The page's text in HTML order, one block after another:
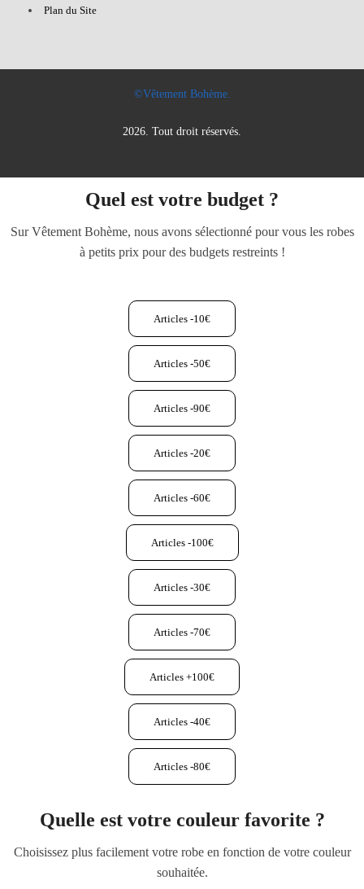
Plan du Site
©Vêtement Bohème.
2026. Tout droit réservés.
Quel est votre budget ?
Sur Vêtement Bohème, nous avons sélectionné pour vous les robes
à petits prix pour des budgets restreints !
Articles -10€
Articles -50€
Articles -90€
Articles -20€
Articles -60€
Articles -100€
Articles -30€
Articles -70€
Articles +100€
Articles -40€
Articles -80€
Quelle est votre couleur favorite ?
Choisissez plus facilement votre robe en fonction de votre couleur
souhaitée.